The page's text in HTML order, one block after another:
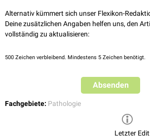
Entzündung mit Ausbildung typischer
Petechien) in der Haut.
Alternativ kümmert sich unser Flexikon-
Deine zusätzlichen Angaben helfen uns, den
vollständig zu aktualisieren:
500 Zeichen verbleibend. Mindestens 5 Zeichen benötigt.
Absenden
Fachgebiete: Pathologie
Letzter